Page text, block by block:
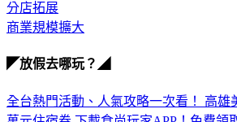
分店拓展
商業規模擴大
◤放假去哪玩？◢
全台熱門活動、人氣攻略一次看！ 高雄